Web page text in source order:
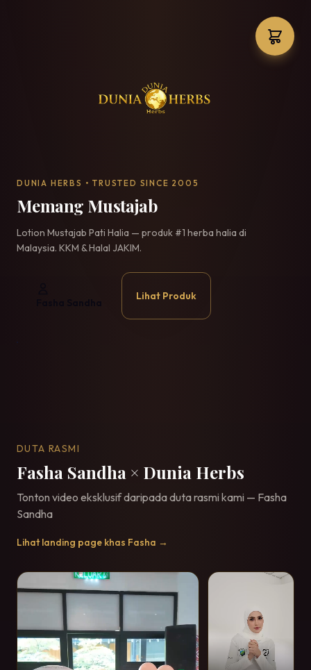
DUNIA HERBS • TRUSTED SINCE 2005
Memang Mustajab
Lotion Mustajab Pati Halia — produk #1 herba halia di
Malaysia. KKM & Halal JAKIM.
Lihat Produk
DUTA RASMI
Fasha Sandha × Dunia Herbs
Tonton video eksklusif daripada duta rasmi kami — Fasha
Sandha
Lihat landing page khas Fasha →